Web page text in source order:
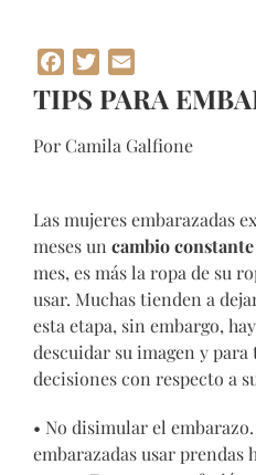
Facebook
Twitter
TIPS PARA
Por Camila Galfione
Las mujeres embarazadas
meses un cambio constante
mes, es más la ropa de su
usar. Muchas tienden a
esta etapa, sin embargo, hay
descuidar su imagen y
decisiones con respecto a
• No disimular el
embarazadas usar prendas